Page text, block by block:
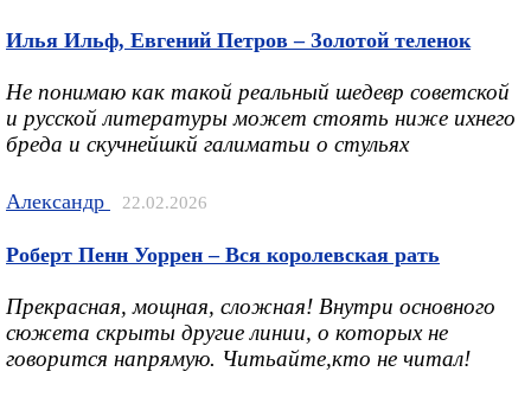
Илья Ильф, Евгений Петров – Золотой теленок
Не понимаю как такой реальный шедевр советской
и русской литературы может стоять ниже ихнего
бреда и скучнейшкй галиматьи о стульях
Александр 22.02.2026
Роберт Пенн Уоррен – Вся королевская рать
Прекрасная, мощная, сложная! Внутри основного
сюжета скрыты другие линии, о которых не
говорится напрямую. Читьайте,кто не читал!